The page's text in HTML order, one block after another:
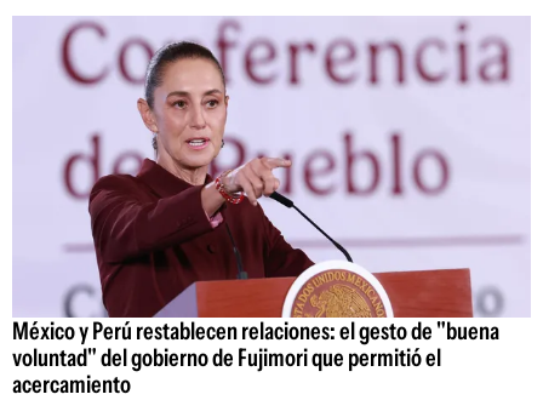
México y Perú restablecen relaciones: el gesto de "buena
voluntad" del gobierno de Fujimori que permitió el
acercamiento